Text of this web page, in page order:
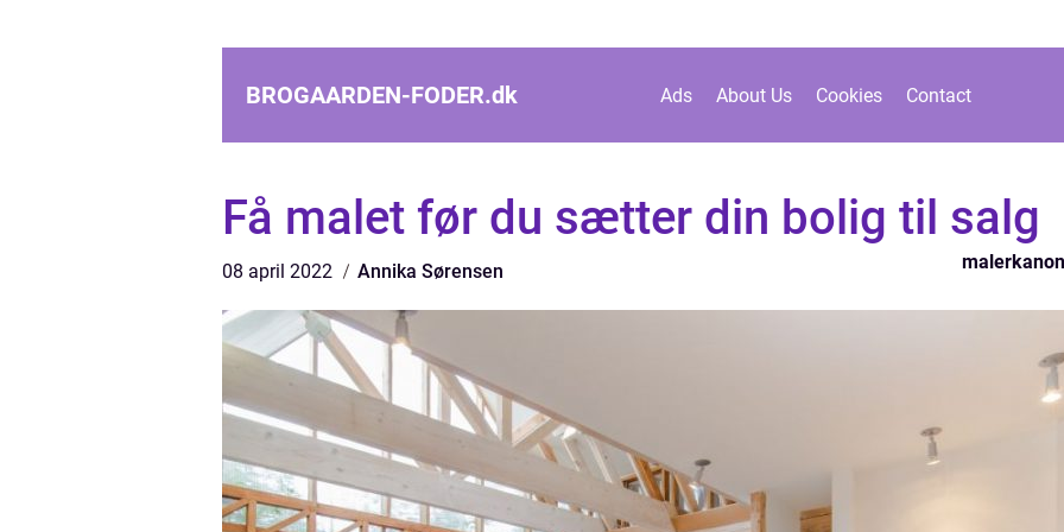
BROGAARDEN-FODER.dk Ads About Us Cookies Contact
Få malet før du sætter din bolig til salg
08 april 2022 Annika Sørensen